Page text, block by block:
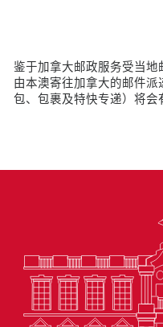
鉴于加拿大邮政服务受当地
由本澳寄往加拿大的邮件
包、包裹及特快专递）将会